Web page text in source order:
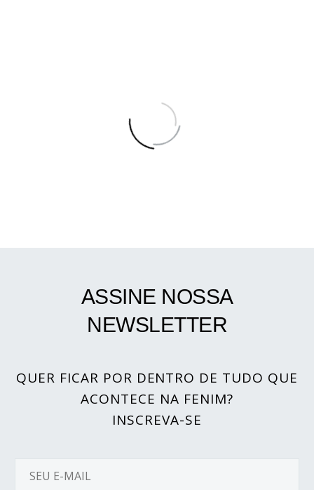
ASSINE NOSSA
NEWSLETTER
QUER FICAR POR DENTRO DE TUDO QUE
ACONTECE NA FENIM?
INSCREVA-SE